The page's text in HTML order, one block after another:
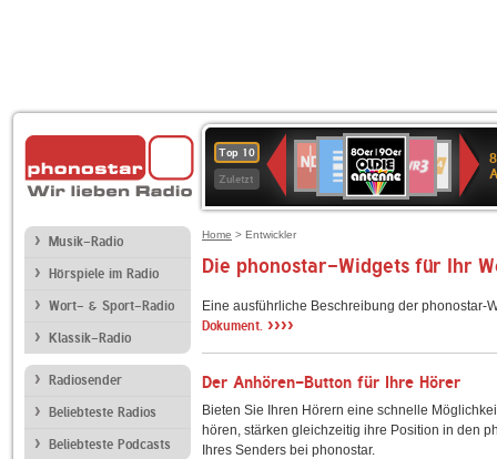
Top 10
Zuletzt
Deutschlandfunk
80er
90er
OLDIE
ANTENNE
SWR3
SWR
Kultur
NDR
2
Musik-Radio
Hörspiele im Radio
Wort- & Sport-Radio
Klassik-Radio
Radiosender
Beliebteste Radios
Beliebteste Podcasts
Home > Entwickler
Die phonostar-Widgets für Ihr
Eine ausführliche Beschreibung der
Dokument. ››››
Der Anhören-Button für Ihre Hörer
Bieten Sie Ihren Hörern eine schnelle
hören, stärken gleichzeitig ihre Position in den
Ihres Senders bei phonostar.